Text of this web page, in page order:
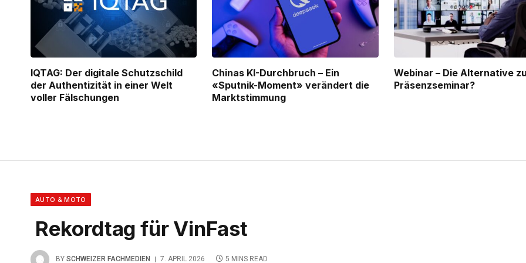
IQTAG: Der digitale Schutzschild
der Authentizität in einer Welt
voller Fälschungen
Chinas KI-Durchbruch – Ein
«Sputnik-Moment» verändert die
Marktstimmung
Webinar – Die Alternative
Präsenzseminar?
AUTO & MOTO
Rekordtag für VinFast
BY SCHWEIZER FACHMEDIEN 7. APRIL 2026 5 MINS READ